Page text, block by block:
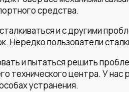
средства.
и с другими
Нередко пользователи
и пытаться решить
технического центра. У
устранения.